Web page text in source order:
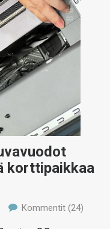
korttipaikkaa
Kommentit (24)